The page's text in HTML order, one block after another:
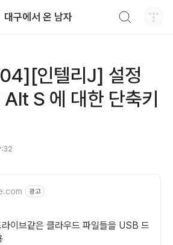
대구에서 온 남자
인텔리J] 설정
S 에 대한 단축키
광고
이브같은 클라우드 파일들을 USB 드